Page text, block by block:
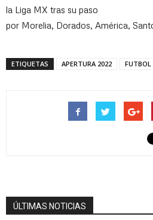
la Liga MX tras su paso
por Morelia, Dorados, América,
ETIQUETAS APERTURA 2022 FUTBOL
ÚLTIMAS NOTICIAS